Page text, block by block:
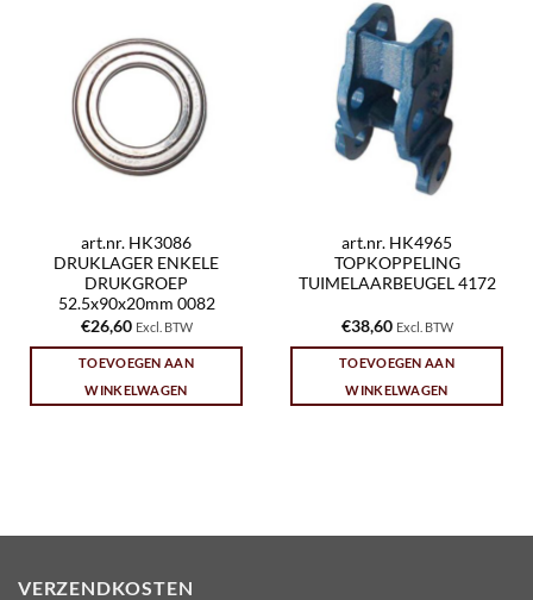
art.nr. HK3086
DRUKLAGER ENKELE
DRUKGROEP
52.5x90x20mm 0082
€26,60 Excl. BTW
TOEVOEGEN AAN
WINKELWAGEN
art.nr. HK4965
TOPKOPPELING
TUIMELAARBEUGEL 4172
€38,60 Excl. BTW
TOEVOEGEN AAN
WINKELWAGEN
VERZENDKOSTEN